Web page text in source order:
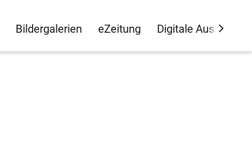
Bildergalerien eZeitung Digitale Ausgaben